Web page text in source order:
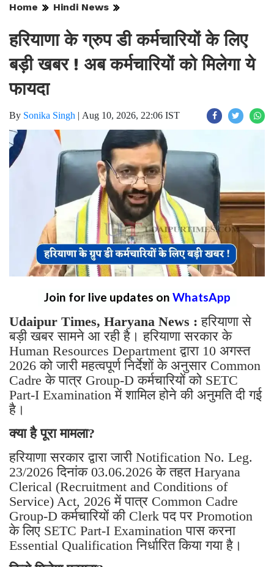
Home Hindi News
हरियाणा के ग्रुप डी कर्मचारियों के लिए
बड़ी खबर ! अब कर्मचारियों को मिलेगा ये
फायदा
By Sonika Singh | Aug 10, 2026, 22:06 IST
Join for live updates on WhatsApp
Udaipur Times, Haryana News :हरियाणा से
बड़ी खबर सामने आ रही है। हरियाणा सरकार के
Human Resources Department द्वारा 10 अगस्त
2026 को जारी महत्वपूर्ण निर्देशों के अनुसार Common
Cadre के पात्र Group-D कर्मचारियों को SETC
Part-I Examination में शामिल होने की अनुमति दी गई
है।
क्या है पूरा मामला?
हरियाणा सरकार द्वारा जारी Notification No. Leg.
23/2026 दिनांक 03.06.2026 के तहत Haryana
Clerical (Recruitment and Conditions of
Service) Act, 2026 में पात्र Common Cadre
Group-D कर्मचारियों की Clerk पद पर Promotion
के लिए SETC Part-I Examination पास करना
Essential Qualification निर्धारित किया गया है।